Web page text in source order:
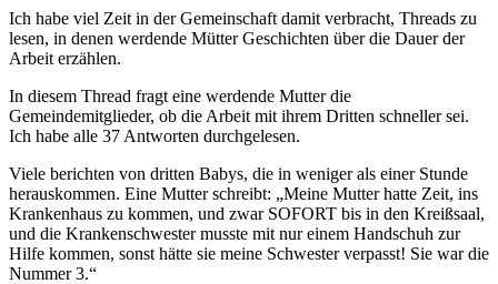
Ich habe viel Zeit in der Gemeinschaft damit verbracht, Threads zu
lesen, in denen werdende Mütter Geschichten über die Dauer der
Arbeit erzählen.
In diesem Thread fragt eine werdende Mutter die
Gemeindemitglieder, ob die Arbeit mit ihrem Dritten schneller sei.
Ich habe alle 37 Antworten durchgelesen.
Viele berichten von dritten Babys, die in weniger als einer Stunde
herauskommen. Eine Mutter schreibt: „Meine Mutter hatte Zeit, ins
Krankenhaus zu kommen, und zwar SOFORT bis in den Kreißsaal,
und die Krankenschwester musste mit nur einem Handschuh zur
Hilfe kommen, sonst hätte sie meine Schwester verpasst! Sie war die
Nummer 3.“